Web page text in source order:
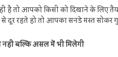
है तो आपको किसी को दिखाने के लिए
दूर रहते हो तो आपका सनडे मस्त
बल्कि असल में भी मिलेगी